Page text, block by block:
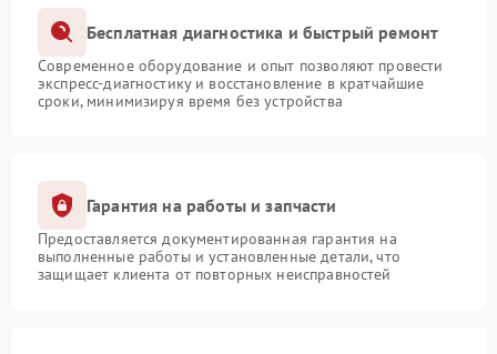
Бесплатная диагностика и быстрый ремонт
Современное оборудование и опыт позволяют провести
экспресс-диагностику и восстановление в кратчайшие
сроки, минимизируя время без устройства
Гарантия на работы и запчасти
Предоставляется документированная гарантия на
выполненные работы и установленные детали, что
защищает клиента от повторных неисправностей